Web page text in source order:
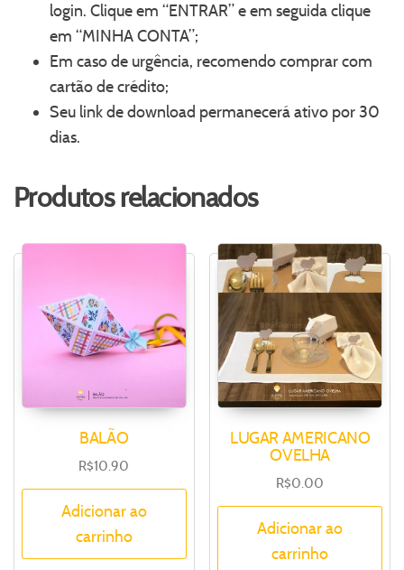
login. Clique em “ENTRAR” e em seguida clique
em “MINHA CONTA”;
Em caso de urgência, recomendo comprar com
cartão de crédito;
Seu link de download permanecerá ativo por 30
dias.
Produtos relacionados
BALÃO
R$10.90
Adicionar ao
carrinho
LUGAR AMERICANO
OVELHA
R$0.00
Adicionar ao
carrinho